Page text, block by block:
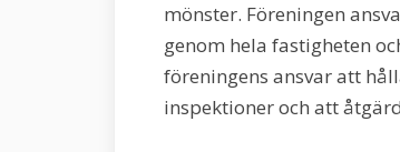
mönster. Föreningen
genom hela fastigheten
föreningens ansvar att
inspektioner och att